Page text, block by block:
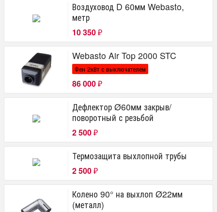
Воздуховод D 60мм Webasto,
метр
10 350 ₽
Webasto Air Top 2000 STC
Фен 2кВт с выключателем
86 000 ₽
Дефлектор Ø60мм закрыв/
поворотный с резьбой
2 500 ₽
Термозащита выхлопной трубы
2 500 ₽
Колено 90° на выхлоп Ø22мм
(металл)